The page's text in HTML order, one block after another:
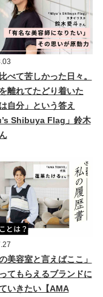
べて苦しかった日々。
離れてたどり着いた
自分」という答え
Shibuya Flag」鈴木
美容室と言えばここ」
てもらえるブランドに
いきたい【AMA